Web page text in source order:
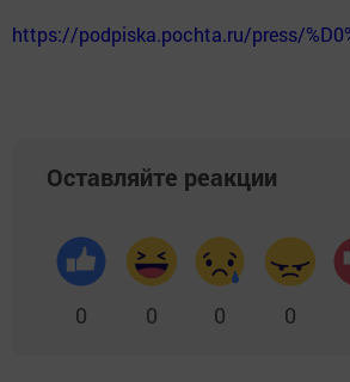
https://podpiska.pochta.ru/press/
Оставляйте реакции
0 0 0 0